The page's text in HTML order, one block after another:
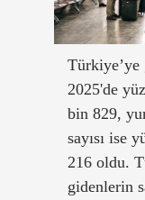
Türkiye’ye
2025'de
bin 829,
sayısı ise
216 oldu.
gidenlerin